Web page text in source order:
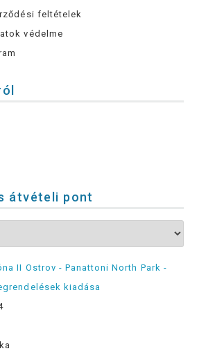
feltételek
védelme
átvételi pont
II Ostrov - Panattoni North Park -
kiadása